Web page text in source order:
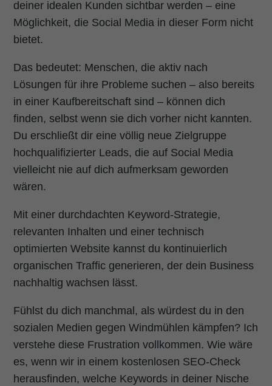
deiner idealen Kunden sichtbar werden – eine
Möglichkeit, die Social Media in dieser Form nicht
bietet.
Das bedeutet: Menschen, die aktiv nach
Lösungen für ihre Probleme suchen – also bereits
in einer Kaufbereitschaft sind – können dich
finden, selbst wenn sie dich vorher nicht kannten.
Du erschließt dir eine völlig neue Zielgruppe
hochqualifizierter Leads, die auf Social Media
vielleicht nie auf dich aufmerksam geworden
wären.
Mit einer durchdachten Keyword-Strategie,
relevanten Inhalten und einer technisch
optimierten Website kannst du kontinuierlich
organischen Traffic generieren, der dein Business
nachhaltig wachsen lässt.
Fühlst du dich manchmal, als würdest du in den
sozialen Medien gegen Windmühlen kämpfen? Ich
verstehe diese Frustration vollkommen. Wie wäre
es, wenn wir in einem kostenlosen SEO-Check
herausfinden, welche Keywords in deiner Nische